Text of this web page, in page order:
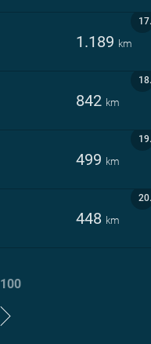
17.
1.189 km
18.
842 km
19.
499 km
20.
448 km
100